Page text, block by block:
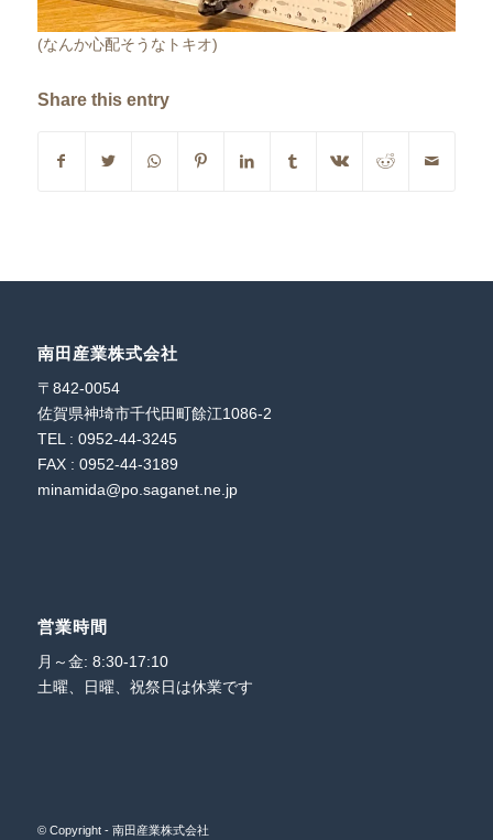
(なんか心配そうなトキオ)
Share this entry
南田産業株式会社
〒842-0054
佐賀県神埼市千代田町餘江1086-2
TEL : 0952-44-3245
FAX : 0952-44-3189
minamida@po.saganet.ne.jp
営業時間
月～金: 8:30-17:10
土曜、日曜、祝祭日は休業です
© Copyright - 南田産業株式会社